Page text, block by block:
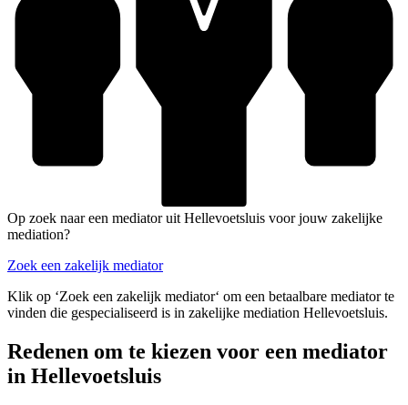
Op zoek naar een mediator uit Hellevoetsluis voor jouw zakelijke
mediation?
Zoek een zakelijk mediator
Klik op ‘Zoek een zakelijk mediator‘ om een betaalbare mediator te
vinden die gespecialiseerd is in zakelijke mediation Hellevoetsluis.
Redenen om te kiezen voor een mediator
in Hellevoetsluis